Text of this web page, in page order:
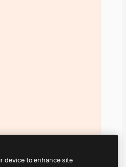
device to enhance site